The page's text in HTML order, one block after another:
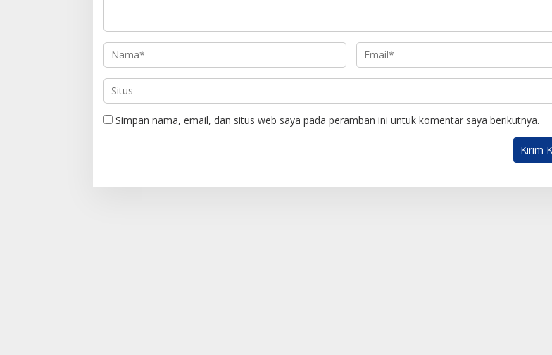
s
Simpan nama, email, dan situs web saya pada peramban ini untuk komentar saya berikutnya.